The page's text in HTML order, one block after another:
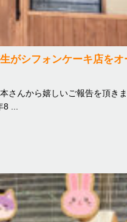
がシフォンケーキ店をオ
さんから嬉しいご報告を頂き
...